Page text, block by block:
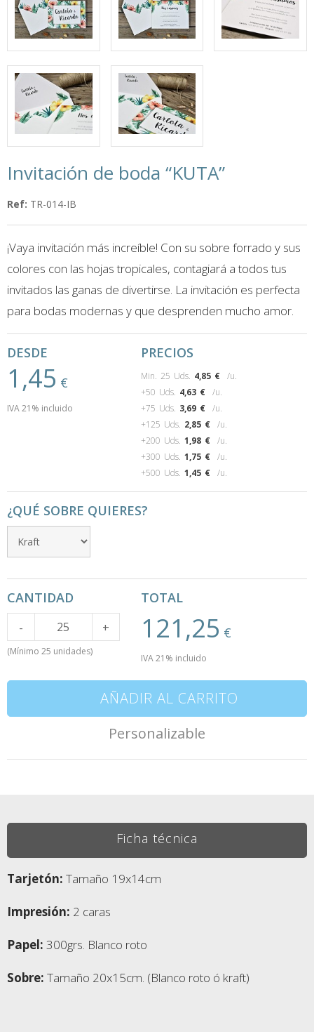
Invitación de boda “KUTA”
Ref: TR-014-IB
¡Vaya invitación más increíble! Con su sobre forrado y sus
colores con las hojas tropicales, contagiará a todos tus
invitados las ganas de divertirse. La invitación es perfecta
para bodas modernas y que desprenden mucho amor.
DESDE
1,45€
IVA 21% incluido
PRECIOS
Min. 25 Uds. 4,85 € /u.
+50 Uds. 4,63 € /u.
+75 Uds. 3,69 € /u.
+125 Uds. 2,85 € /u.
+200 Uds. 1,98 € /u.
+300 Uds. 1,75 € /u.
+500 Uds. 1,45 € /u.
¿QUÉ SOBRE QUIERES?
CANTIDAD
-
Cantidad +
(Mínimo 25 unidades)
TOTAL
121,25€
IVA 21% incluido
AÑADIR AL CARRITO
Personalizable
Ficha técnica
Tarjetón: Tamaño 19x14cm
Impresión: 2 caras
Papel: 300grs. Blanco roto
Sobre: Tamaño 20x15cm. (Blanco roto ó kraft)